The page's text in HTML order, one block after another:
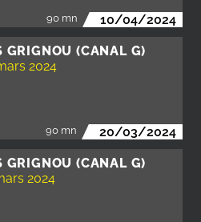
90 mn 10/04/2024
GRIGNOU (CANAL G)
2024
90 mn 20/03/2024
GRIGNOU (CANAL G)
2024